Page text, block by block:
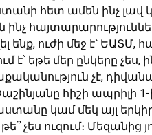
հետ ամեն ինչ
ենք, ուժի մեջ է՝
մեր ընկերը չես,
չէ,
հիշի
կամ մեկ այլ երկիր
չես ուզում։